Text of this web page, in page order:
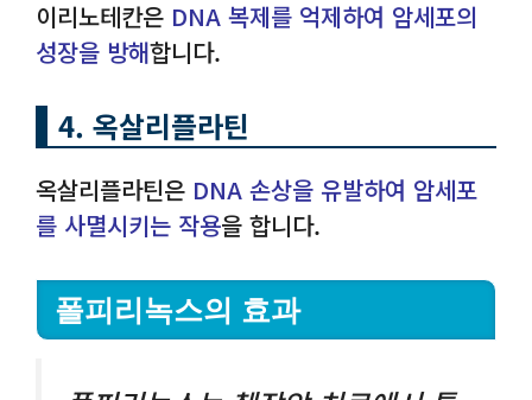
이리노테칸은 DNA 복제를 억제하여 암세포의
성장을 방해합니다.
4. 옥살리플라틴
옥살리플라틴은 DNA 손상을 유발하여 암세포
를 사멸시키는 작용을 합니다.
폴피리녹스의 효과